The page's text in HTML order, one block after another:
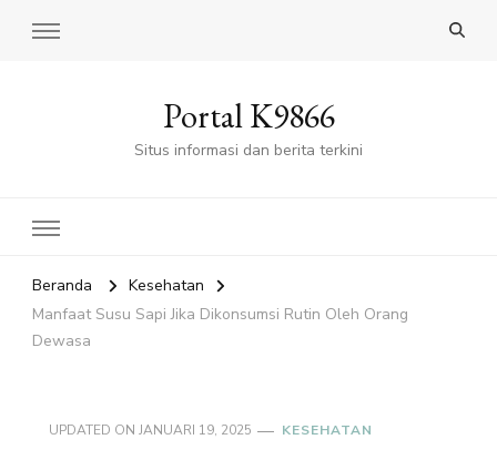
Portal K9866
Situs informasi dan berita terkini
Beranda
Kesehatan
Manfaat Susu Sapi Jika Dikonsumsi Rutin Oleh Orang
Dewasa
UPDATED ON JANUARI 19, 2025 KESEHATAN